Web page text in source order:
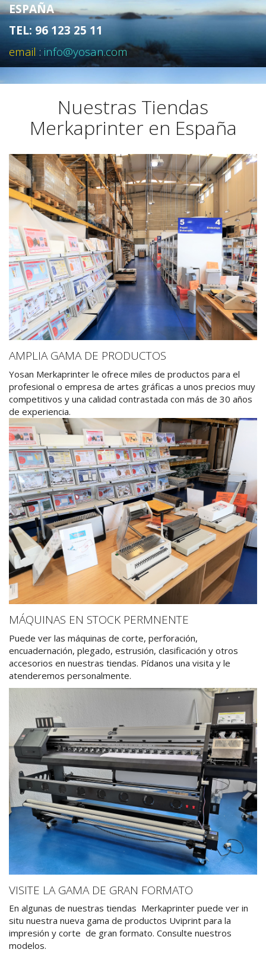
ESPAÑA
TEL: 96 123 25 11
email :info@yosan.com
Nuestras Tiendas
Merkaprinter en España
AMPLIA GAMA DE PRODUCTOS
Yosan Merkaprinter le ofrece miles de productos para el
profesional o empresa de artes gráficas a unos precios muy
competitivos y una calidad contrastada con más de 30 años
de experiencia.
MÁQUINAS EN STOCK PERMNENTE
Puede ver las máquinas de corte, perforación,
encuadernación, plegado, estrusión, clasificación y otros
accesorios en nuestras tiendas. Pídanos una visita y le
atenderemos personalmente.
VISITE LA GAMA DE GRAN FORMATO
En algunas de nuestras tiendas Merkaprinter puede ver in
situ nuestra nueva gama de productos Uviprint para la
impresión y corte de gran formato. Consulte nuestros
modelos.